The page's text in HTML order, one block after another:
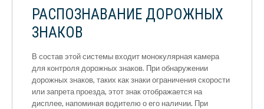
РАСПОЗНАВАНИЕ ДОРОЖНЫХ
ЗНАКОВ
В состав этой системы входит монокулярная камера
для контроля дорожных знаков. При обнаружении
дорожных знаков, таких как знаки ограничения скорости
или запрета проезда, этот знак отображается на
дисплее, напоминая водителю о его наличии. При